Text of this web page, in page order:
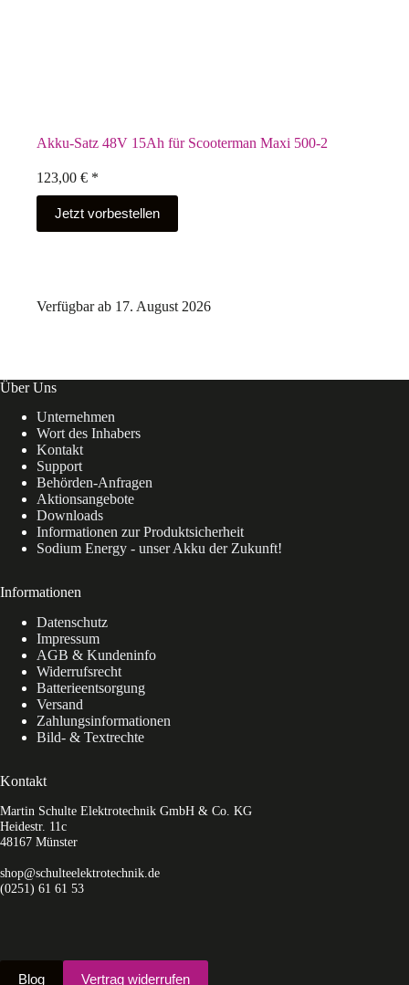
Akku-Satz 48V 15Ah für Scooterman Maxi 500-2
123,00 € *
Jetzt vorbestellen
Verfügbar ab 17. August 2026
Über Uns
Unternehmen
Wort des Inhabers
Kontakt
Support
Behörden-Anfragen
Aktionsangebote
Downloads
Informationen zur Produktsicherheit
Sodium Energy - unser Akku der Zukunft!
Informationen
Datenschutz
Impressum
AGB & Kundeninfo
Widerrufsrecht
Batterieentsorgung
Versand
Zahlungsinformationen
Bild- & Textrechte
Kontakt
Martin Schulte Elektrotechnik GmbH & Co. KG
Heidestr. 11c
48167 Münster
shop@schulteelektrotechnik.de
(0251) 61 61 53
Blog Vertrag widerrufen